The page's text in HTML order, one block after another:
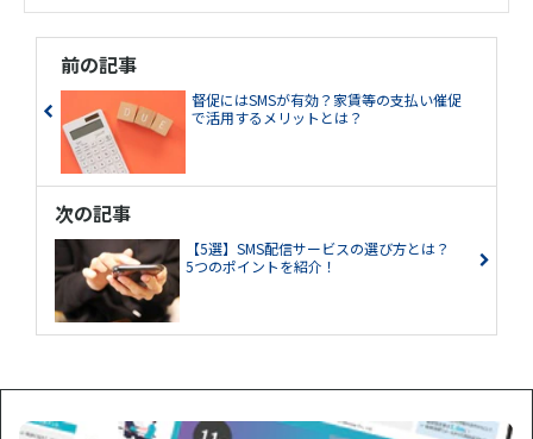
前の記事
督促にはSMSが有効？家賃等の支払い催促
で活用するメリットとは？
次の記事
【5選】SMS配信サービスの選び方とは？
5つのポイントを紹介！